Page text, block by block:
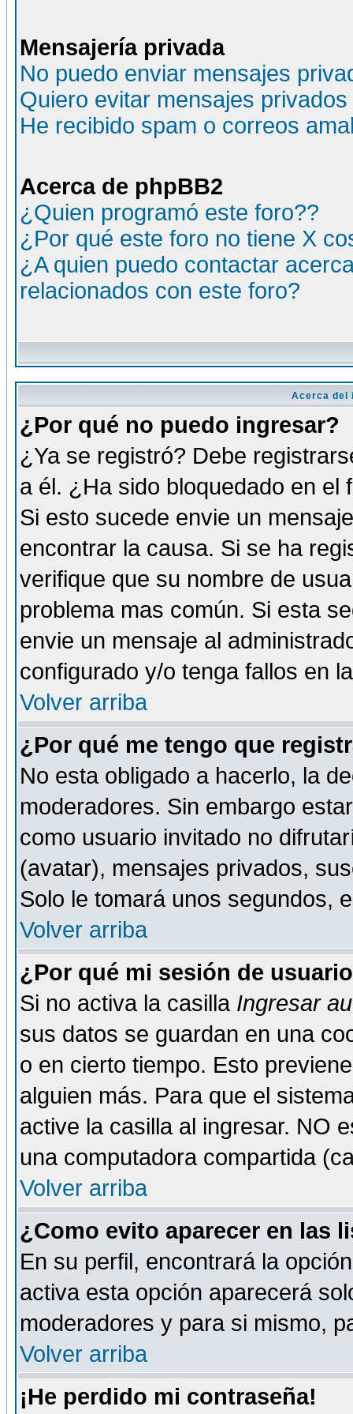
Mensajería privada
No puedo enviar mensajes
Quiero evitar mensajes
He recibido spam o correos
Acerca de phpBB2
¿Quien programó este foro??
¿Por qué este foro no tiene X
¿A quien puedo contactar
relacionados con este foro?
Acerca del
¿Por qué no puedo ingresar?
¿Ya se registró? Debe
a él. ¿Ha sido bloquedado en
Si esto sucede envie un
encontrar la causa. Si se ha
verifique que su nombre de
problema mas común. Si esta
envie un mensaje al
configurado y/o tenga fallos en
Volver arriba
¿Por qué me tengo que
No esta obligado a hacerlo, la
moderadores. Sin embargo
como usuario invitado no
(avatar), mensajes privados,
Solo le tomará unos segundos,
Volver arriba
¿Por qué mi sesión de
Si no activa la casilla Ingresar
sus datos se guardan en una
o en cierto tiempo. Esto
alguien más. Para que el
active la casilla al ingresar. NO
una computadora compartida
Volver arriba
¿Como evito aparecer en las
En su perfil, encontrará la
activa esta opción aparecerá
moderadores y para si mismo,
Volver arriba
¡He perdido mi contraseña!